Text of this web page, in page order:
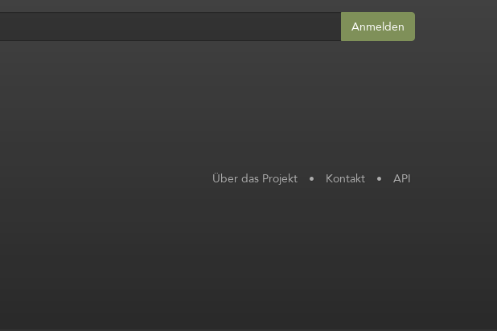
Anmelden
Über das Projekt • Kontakt • API